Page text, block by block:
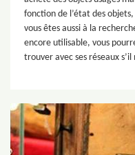
fonction de l’état des
vous êtes aussi à la
encore utilisable, vous
trouver avec ses réseaux